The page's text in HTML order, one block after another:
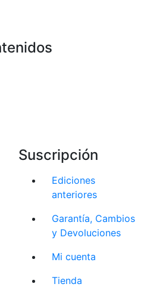
Suscripción
Ediciones
anteriores
Garantía, Cambios
y Devoluciones
Mi cuenta
Tienda